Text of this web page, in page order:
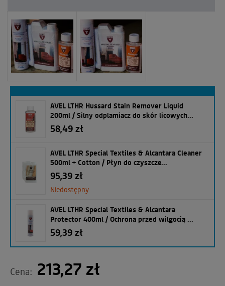
AVEL LTHR Hussard Stain Remover Liquid
200ml / Silny odplamiacz do skór licowych...
58,49 zł
AVEL LTHR Special Textiles & Alcantara Cleaner
500ml + Cotton / Płyn do czyszcze...
95,39 zł
Niedostępny
AVEL LTHR Special Textiles & Alcantara
Protector 400ml / Ochrona przed wilgocią ...
59,39 zł
Cena: 213,27 zł